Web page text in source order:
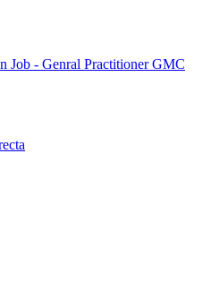
Job - Genral Practitioner GMC